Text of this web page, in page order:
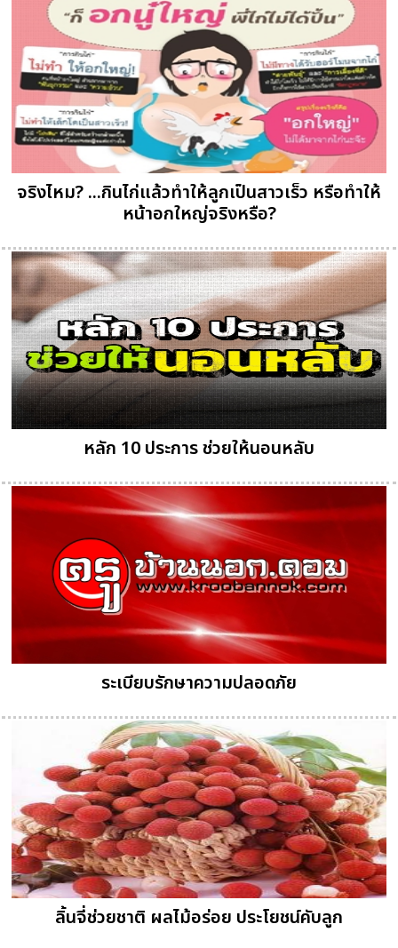
จริงไหม? ...กินไก่แล้วทำให้ลูกเป็นสาวเร็ว หรือทำให้
หน้าอกใหญ่จริงหรือ?
หลัก 10 ประการ ช่วยให้นอนหลับ
ระเบียบรักษาความปลอดภัย
ลิ้นจี่ช่วยชาติ ผลไม้อร่อย ประโยชน์คับลูก